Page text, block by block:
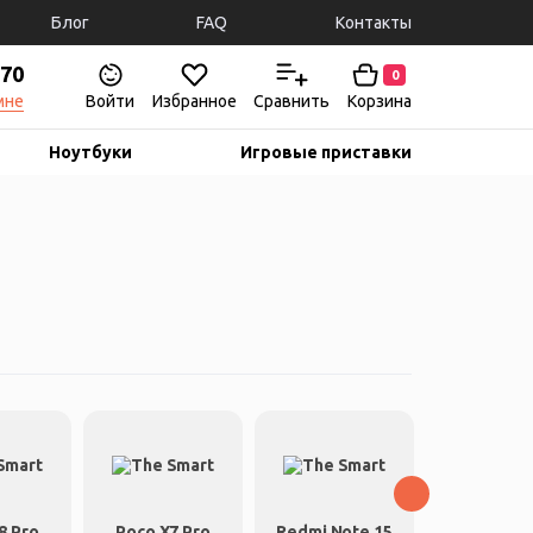
Блог FAQ Контакты
Войти Избранное Сравнить
0
Корзина
Ноутбуки Игровые приставки